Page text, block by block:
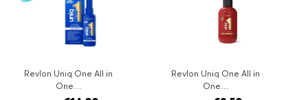
Revlon Uniq One All in
One…
Revlon Uniq One All in
One…